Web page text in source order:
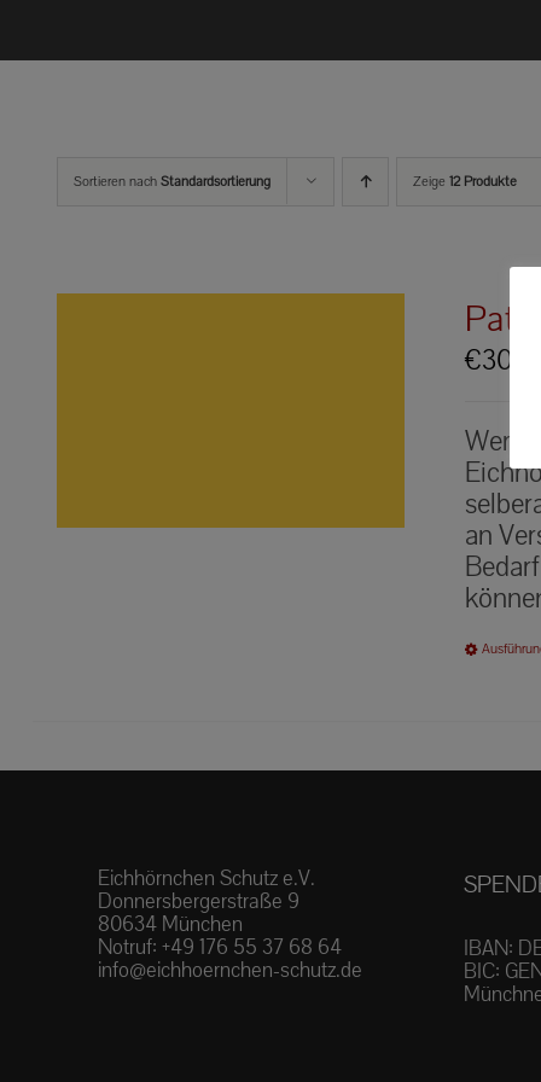
Sortieren nach Standardsortierung Zeige 12 Produkte
€30.00
an
Eichhörnchen Schutz e.V.
Donnersbergerstraße 9
80634 München
Notruf:+49 176 55 37 68 64
info@eichhoernchen-schutz.de
IBAN:
BIC: